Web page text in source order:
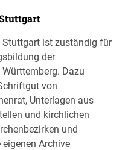
Stuttgart ist zuständig für
der
Dazu
von
Unterlagen aus
und kirchlichen
und
Archive